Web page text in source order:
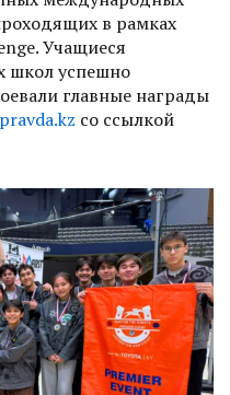
в рамках
Учащиеся
школ успешно
главные награды
со ссылкой